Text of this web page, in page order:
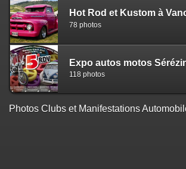
78 photos
118 photos
Photos Clubs et Manifestations